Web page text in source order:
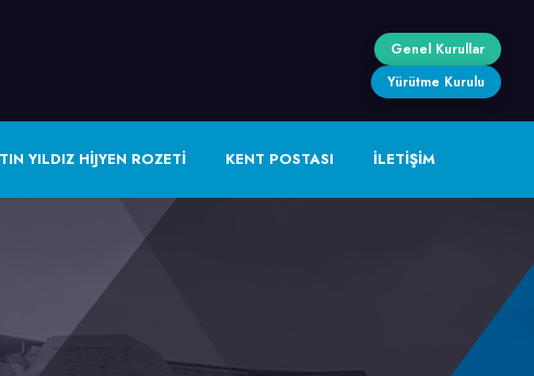
YILDIZ HİJYEN ROZETİ KENT POSTASI İLETİŞİM
Genel Kurullar
Yürütme Kurulu